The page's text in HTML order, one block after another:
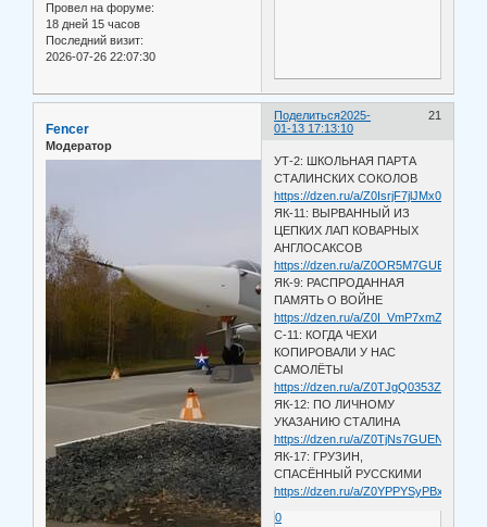
Провел на форуме:
18 дней 15 часов
Последний визит:
2026-07-26 22:07:30
Поделиться 21
2025-
01-13 17:13:10
Fencer
Модератор
УТ-2: ШКОЛЬНАЯ ПАРТА
СТАЛИНСКИХ СОКОЛОВ
https://dzen.ru/a/Z0IsrjF7jlJMx0Z-
ЯК-11: ВЫРВАННЫЙ ИЗ
ЦЕПКИХ ЛАП КОВАРНЫХ
АНГЛОСАКСОВ
https://dzen.ru/a/
ЯК-9: РАСПРОДАННАЯ
ПАМЯТЬ О ВОЙНЕ
https://dzen.ru/a/Z0I_VmP7xmZWu7R8
C-11: КОГДА ЧЕХИ
КОПИРОВАЛИ У НАС
САМОЛЁТЫ
https://dzen.ru/a/Z0TJgQ0353ZHN9_e
ЯК-12: ПО ЛИЧНОМУ
УКАЗАНИЮ СТАЛИНА
https://dzen.ru/a/Z0TjNs7GUENy2A6Q
ЯК-17: ГРУЗИН,
СПАСЁННЫЙ РУССКИМИ
https://dzen.ru/a/Z0YPPYSyPBxrCj9c
0